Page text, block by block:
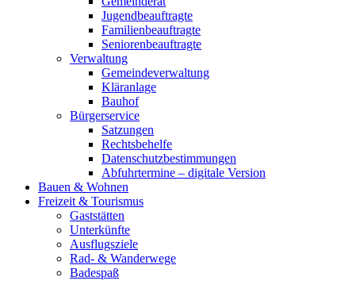
Jugendbeauftragte
Familienbeauftragte
Seniorenbeauftragte
Verwaltung
Gemeindeverwaltung
Kläranlage
Bauhof
Bürgerservice
Satzungen
Rechtsbehelfe
Datenschutzbestimmungen
Abfuhrtermine – digitale Version
Bauen & Wohnen
Freizeit & Tourismus
Gaststätten
Unterkünfte
Ausflugsziele
Rad- & Wanderwege
Badespaß